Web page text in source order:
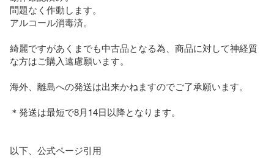
問題なく作動します。
アルコール消毒済。
綺麗ですがあくまでも中古品となる為、商品に対して神経質
な方はご購入遠慮願います。
海外、離島への発送は出来かねますのでご了承願います。
＊発送は最短で8月14日以降となります。
以下、公式ページ引用